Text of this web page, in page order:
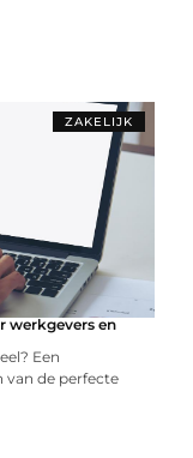
ZAKELIJK
werkgevers en
Een
van de perfecte